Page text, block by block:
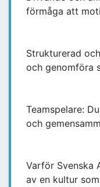
förmåga att
Strukturerad
och genomföra
Teamspelare:
och
Varför Svenska
av en kultur